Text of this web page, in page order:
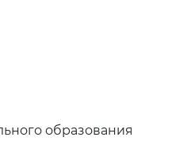
образования